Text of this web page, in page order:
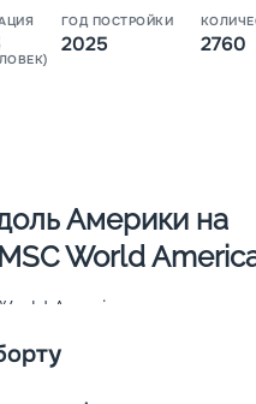
ГОД ПОСТРОЙКИ
2025 2760
Америки на
World
America – это второе
Его спуск на воду